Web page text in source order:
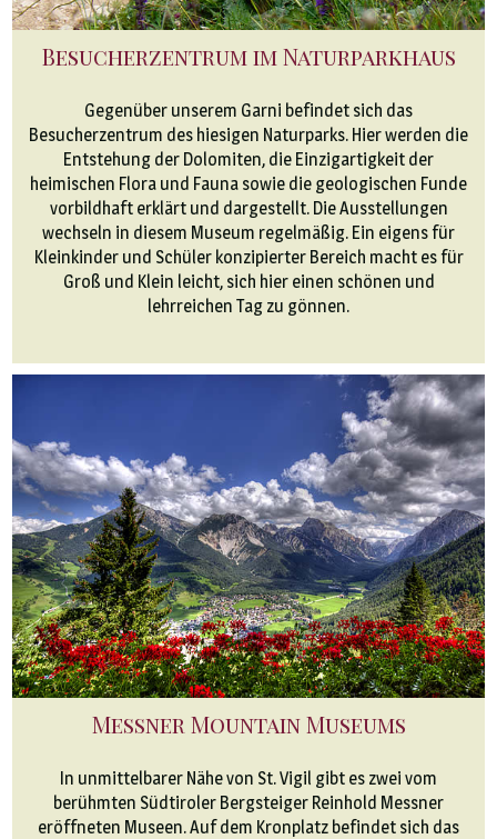
Besucherzentrum im Naturparkhaus
Gegenüber unserem Garni befindet sich das
Besucherzentrum des hiesigen Naturparks. Hier werden die
Entstehung der Dolomiten, die Einzigartigkeit der
heimischen Flora und Fauna sowie die geologischen Funde
vorbildhaft erklärt und dargestellt. Die Ausstellungen
wechseln in diesem Museum regelmäßig. Ein eigens für
Kleinkinder und Schüler konzipierter Bereich macht es für
Groß und Klein leicht, sich hier einen schönen und
lehrreichen Tag zu gönnen.
Messner Mountain Museums
In unmittelbarer Nähe von St. Vigil gibt es zwei vom
berühmten Südtiroler Bergsteiger Reinhold Messner
eröffneten Museen. Auf dem Kronplatz befindet sich das